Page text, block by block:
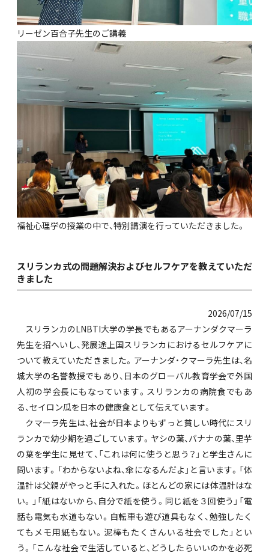
リーゼン百合子先生のご講義
福祉心理学の授業の中で、特別講演を行っていただきました。
スリランカ式の問題解決およびセルフケアを教えていただ
きました
2026/07/15
スリランカのLNBTI大学の学長でもあるアーナンダクマーラ
先生を招へいし、発展途上国スリランカにおけるセルフケアに
ついて教えていただきました。アーナンダ・クマーラ先生は、名
城大学の名誉教授でもあり、日本のグローバル教育学会で外国
人初の学会長にもなっています。スリランカの病院食でもあ
る、セイロン瓜を日本の健康食として伝えています。
クマーラ先生は、社会が日本よりもずっと貧しい時代にスリ
ランカで幼少期を過ごしています。ヤシの葉、バナナの葉、里芋
の葉を学生に見せて、「これは何に使うと思う？」と学生さんに
問います。「わからないよね、傘になるんだよ」と言います。「体
温計は父親がやっと手に入れた。ほとんどの家には体温計はな
い。」「紙はないから、自分で紙を使う。同じ紙を３回使う」「電
話も電気も水道もない。自転車も遊び道具もなく、勉強したく
てもメモ用紙もない。泥棒もたくさんいる社会でした」とい
う。「こんな社会で生活していると、どうしたらいいのかを必死